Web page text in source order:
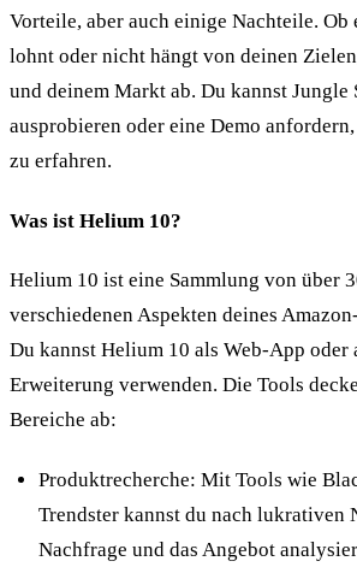
Vorteile, aber auch einige Nachteile. Ob
lohnt oder nicht hängt von deinen
und deinem Markt ab. Du kannst Jungle
ausprobieren oder eine Demo
zu erfahren.
Was ist Helium 10?
Helium 10 ist eine Sammlung von über
verschiedenen Aspekten deines
Du kannst Helium 10 als Web-App oder
Erweiterung verwenden. Die Tools
Bereiche ab:
Produktrecherche: Mit Tools wie
Trendster kannst du nach lukrativen
Nachfrage und das Angebot